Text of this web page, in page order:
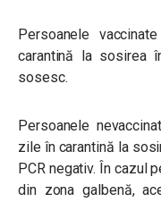
Persoanele
carantină la sosirea
sosesc.
Persoanele
zile în carantină la
PCR negativ. În cazul
din zona galbenă,